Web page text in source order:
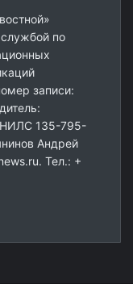
по
записи:
135-795-
Андрей
Тел.: +